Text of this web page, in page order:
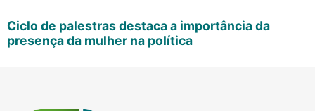
Ciclo de palestras destaca a importância da
presença da mulher na política